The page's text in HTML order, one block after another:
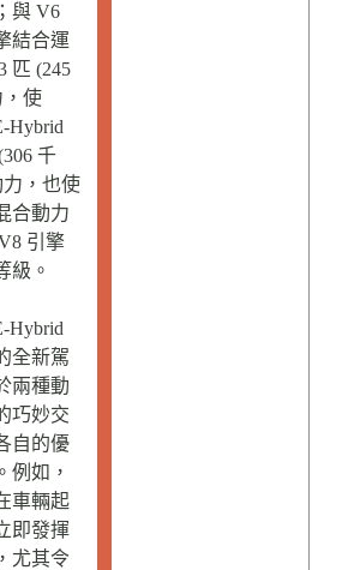
與 V6
結合運
匹 (245
，使
Hybrid
千
，也使
合動力
引擎
級。
Hybrid
全新駕
兩種動
巧妙交
自的優
例如，
車輛起
即發揮
尤其令